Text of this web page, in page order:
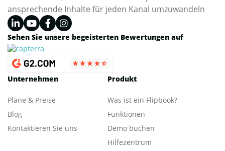
ansprechende Inhalte für jeden Kanal umzuwandeln
Sehen Sie unsere begeisterten Bewertungen auf
Unternehmen
Pläne & Preise
Blog
Kontaktieren Sie uns
Produkt
Was ist ein Flipbook?
Funktionen
Demo buchen
Hilfezentrum